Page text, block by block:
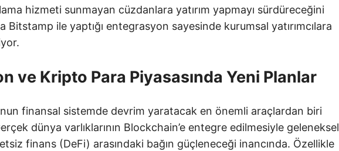
hizmeti sunmayan cüzdanlara yatırım yapmayı sürdüreceğini
Bitstamp ile yaptığı entegrasyon sayesinde kurumsal yatırımcılara
ve Kripto Para Piyasasında Yeni Planlar
finansal sistemde devrim yaratacak en önemli araçlardan biri
dünya varlıklarının Blockchain’e entegre edilmesiyle geleneksel
finans (DeFi) arasındaki bağın güçleneceği inancında. Özellikle